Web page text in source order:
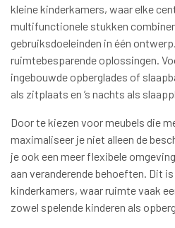
kleine kinderkamers, waar elke
multifunctionele stukken
gebruiksdoeleinden in één
ruimtebesparende oplossingen.
ingebouwde opberglades of
als zitplaats en ’s nachts als
Door te kiezen voor meubels die
maximaliseer je niet alleen de
je ook een meer flexibele
aan veranderende behoeften. Dit
kinderkamers, waar ruimte vaak
zowel spelende kinderen als